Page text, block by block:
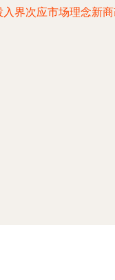
界次应市场理念新